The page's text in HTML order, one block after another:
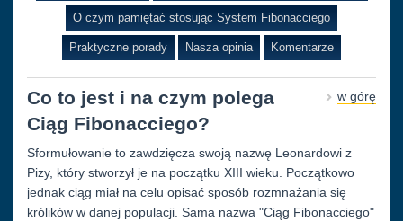
O czym pamiętać stosując System Fibonacciego
Praktyczne porady Nasza opinia Komentarze
w górę
Co to jest i na czym polega
Ciąg Fibonacciego?
Sformułowanie to zawdzięcza swoją nazwę Leonardowi z
Pizy, który stworzył je na początku XIII wieku. Początkowo
jednak ciąg miał na celu opisać sposób rozmnażania się
królików w danej populacji. Sama nazwa "Ciąg Fibonacciego"